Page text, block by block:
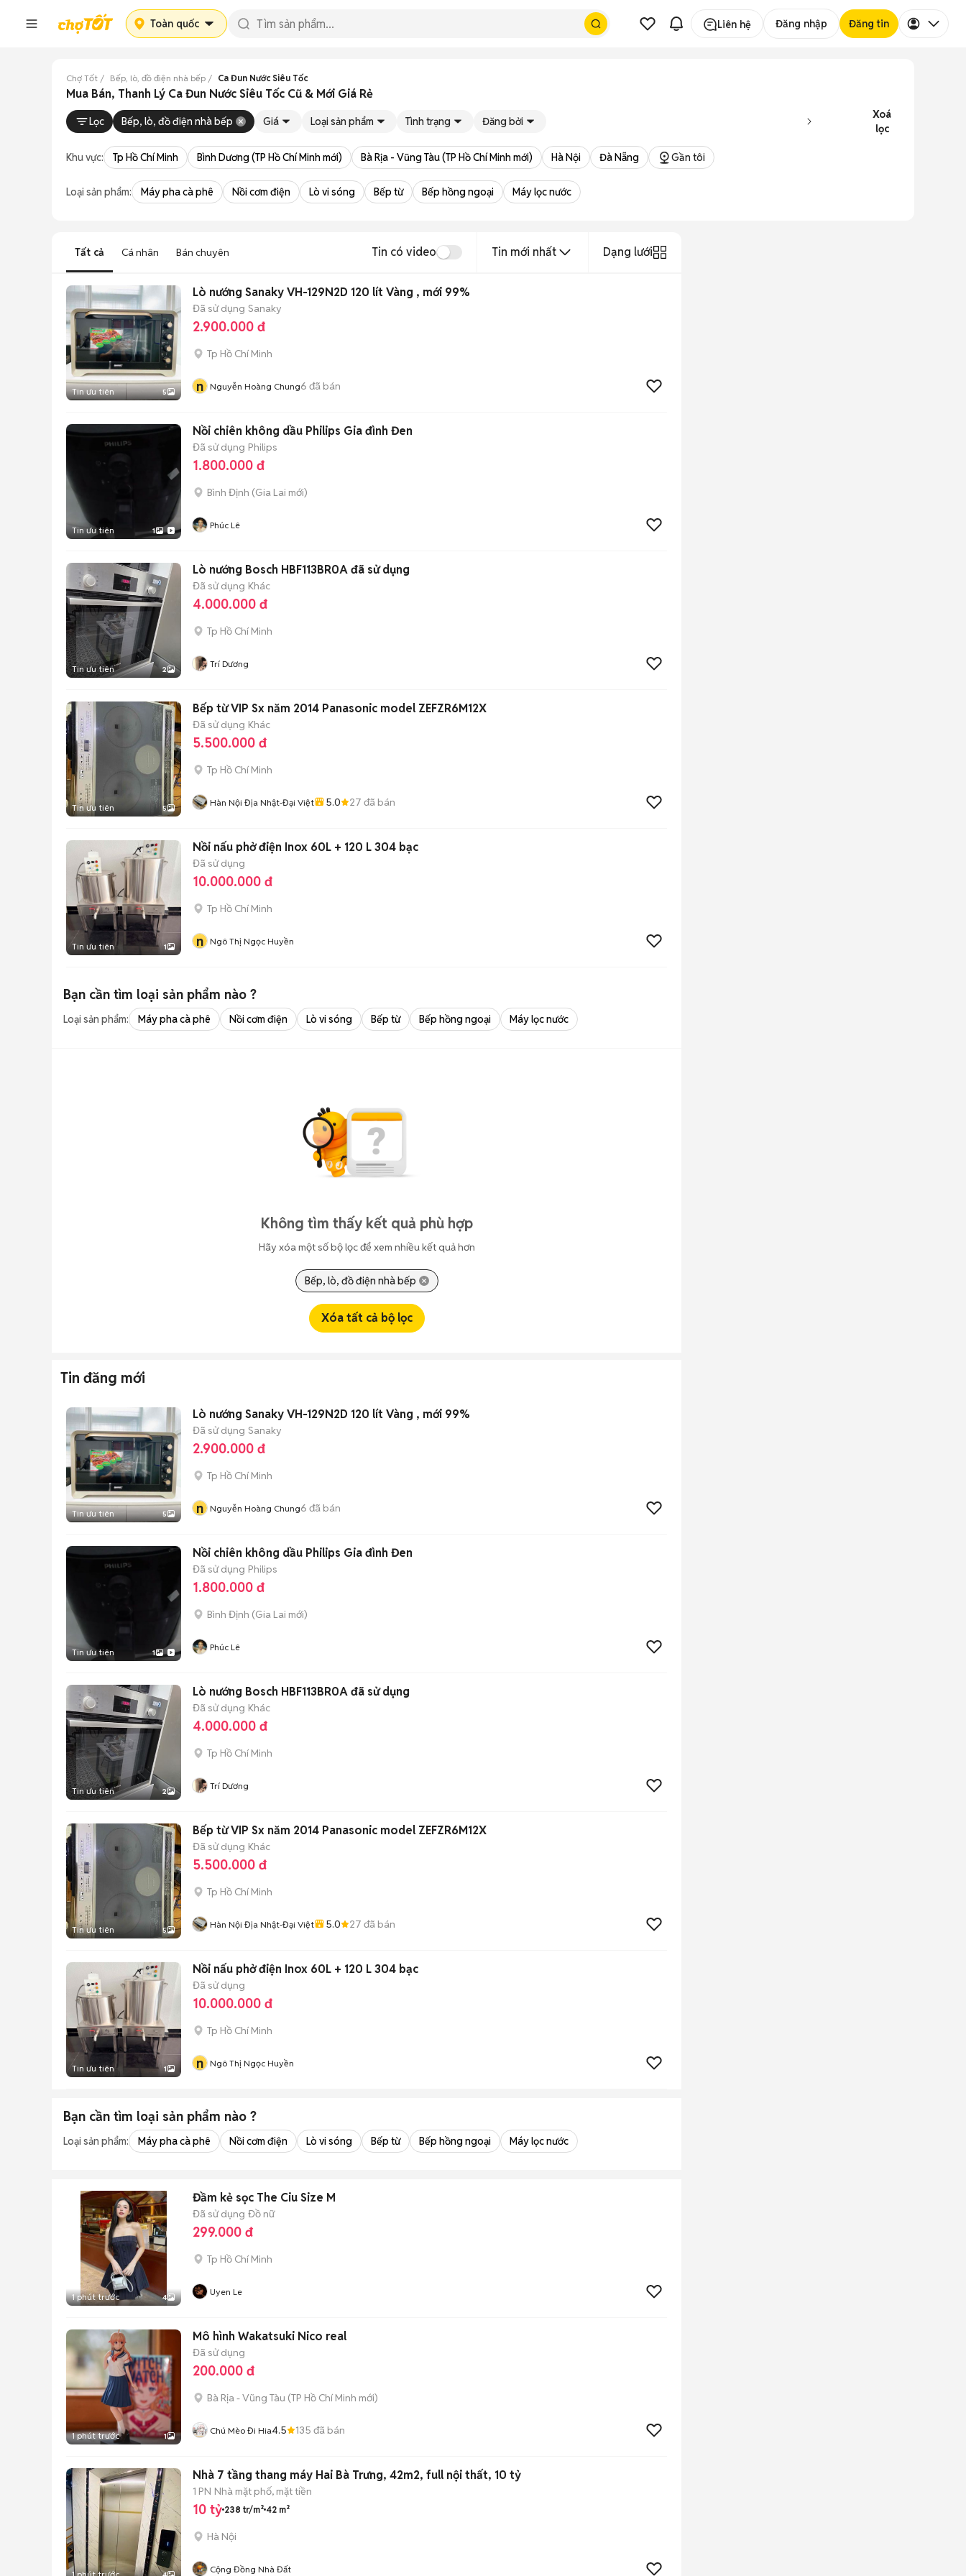
Toàn quốc Liên hệ Đăng nhập Đăng tin
Chợ Tốt Bếp, lò, đồ điện nhà bếp Ca Đun Nước Siêu Tốc
Mua Bán, Thanh Lý Ca Đun Nước Siêu Tốc Cũ & Mới Giá Rẻ
Lọc Bếp, lò, đồ điện nhà bếp Giá Loại sản phẩm Tình trạng Đăng bởi
Xoá
lọc
Khu vực: Tp Hồ Chí Minh Bình Dương (TP Hồ Chí Minh mới) Bà Rịa - Vũng Tàu (TP Hồ Chí Minh mới) Hà Nội Đà Nẵng Gần tôi
Loại sản phẩm: Máy pha cà phê Nồi cơm điện Lò vi sóng Bếp từ Bếp hồng ngoại Máy lọc nước
Tất cả Cá nhân Bán chuyên Tin có video Tin mới nhất Dạng lưới
Tin ưu tiên 5
Lò nướng Sanaky VH-129N2D 120 lít Vàng , mới 99%
Đã sử dụng Sanaky
2.900.000 đ
Tp Hồ Chí Minh
n Nguyễn Hoàng Chung6 đã bán
Tin ưu tiên 1
Nồi chiên không dầu Philips Gia đình Đen
Đã sử dụng Philips
1.800.000 đ
Bình Định (Gia Lai mới)
Phúc Lê
Tin ưu tiên 2
Lò nướng Bosch HBF113BR0A đã sử dụng
Đã sử dụng Khác
4.000.000 đ
Tp Hồ Chí Minh
Trí Dương
Tin ưu tiên 5
Bếp từ VIP Sx năm 2014 Panasonic model ZEFZR6M12X
Đã sử dụng Khác
5.500.000 đ
Tp Hồ Chí Minh
Hàn Nội Địa Nhật-Đại Việt 5.0 27 đã bán
Tin ưu tiên 1
Nồi nấu phở điện Inox 60L + 120 L 304 bạc
Đã sử dụng
10.000.000 đ
Tp Hồ Chí Minh
n Ngô Thị Ngọc Huyền
Bạn cần tìm loại sản phẩm nào ?
Loại sản phẩm: Máy pha cà phê Nồi cơm điện Lò vi sóng Bếp từ Bếp hồng ngoại Máy lọc nước
Không tìm thấy kết quả phù hợp
Hãy xóa một số bộ lọc để xem nhiều kết quả hơn
Bếp, lò, đồ điện nhà bếp
Xóa tất cả bộ lọc
Tin đăng mới
Tin ưu tiên 5
Lò nướng Sanaky VH-129N2D 120 lít Vàng , mới 99%
Đã sử dụng Sanaky
2.900.000 đ
Tp Hồ Chí Minh
n Nguyễn Hoàng Chung6 đã bán
Tin ưu tiên 1
Nồi chiên không dầu Philips Gia đình Đen
Đã sử dụng Philips
1.800.000 đ
Bình Định (Gia Lai mới)
Phúc Lê
Tin ưu tiên 2
Lò nướng Bosch HBF113BR0A đã sử dụng
Đã sử dụng Khác
4.000.000 đ
Tp Hồ Chí Minh
Trí Dương
Tin ưu tiên 5
Bếp từ VIP Sx năm 2014 Panasonic model ZEFZR6M12X
Đã sử dụng Khác
5.500.000 đ
Tp Hồ Chí Minh
Hàn Nội Địa Nhật-Đại Việt 5.0 27 đã bán
Tin ưu tiên 1
Nồi nấu phở điện Inox 60L + 120 L 304 bạc
Đã sử dụng
10.000.000 đ
Tp Hồ Chí Minh
n Ngô Thị Ngọc Huyền
Bạn cần tìm loại sản phẩm nào ?
Loại sản phẩm: Máy pha cà phê Nồi cơm điện Lò vi sóng Bếp từ Bếp hồng ngoại Máy lọc nước
1 phút trước 4
Đầm kẻ sọc The Ciu Size M
Đã sử dụng Đồ nữ
299.000 đ
Tp Hồ Chí Minh
Uyen Le
1 phút trước 1
Mô hình Wakatsuki Nico real
Đã sử dụng
200.000 đ
Bà Rịa - Vũng Tàu (TP Hồ Chí Minh mới)
Chú Mèo Đi Hia4.5 135 đã bán
Nhà 7 tầng thang máy Hai Bà Trưng, 42m2, full nội thất, 10 tỷ
1 PN Nhà mặt phố, mặt tiền
10 tỷ 238 tr/m² 42 m²
Hà Nội
Cộng Đồng Nhà Đất